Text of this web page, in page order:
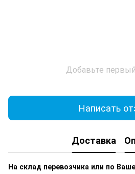
Добавьте
Написать
Доставка
На склад перевозчика или по